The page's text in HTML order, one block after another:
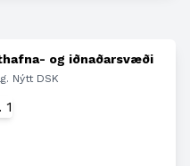
og iðnaðarsvæði
Nýtt DSK